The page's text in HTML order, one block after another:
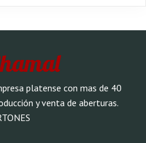
platense con mas de 40
y venta de aberturas.